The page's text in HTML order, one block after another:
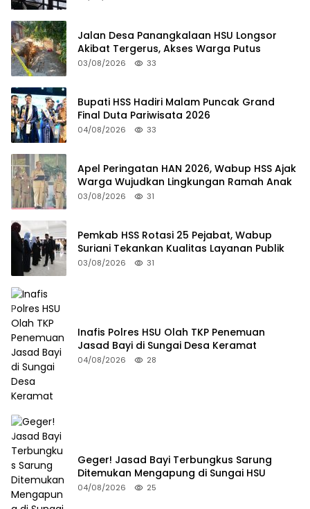
Jalan Desa Panangkalaan HSU Longsor
Akibat Tergerus, Akses Warga Putus
03/08/2026 33
Bupati HSS Hadiri Malam Puncak Grand
Final Duta Pariwisata 2026
04/08/2026 33
Apel Peringatan HAN 2026, Wabup HSS Ajak
Warga Wujudkan Lingkungan Ramah Anak
03/08/2026 31
Pemkab HSS Rotasi 25 Pejabat, Wabup
Suriani Tekankan Kualitas Layanan Publik
03/08/2026 31
Inafis Polres HSU Olah TKP Penemuan
Jasad Bayi di Sungai Desa Keramat
04/08/2026 28
Geger! Jasad Bayi Terbungkus Sarung
Ditemukan Mengapung di Sungai HSU
04/08/2026 25